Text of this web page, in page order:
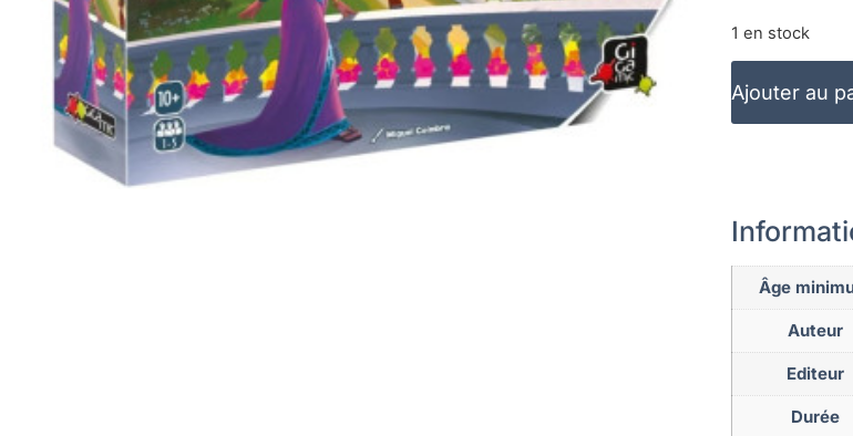
1 en stock
Ajouter au
Âge
Auteur
Editeur
Durée